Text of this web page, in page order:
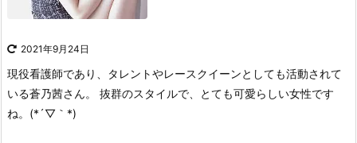
2021年9月24日
現役看護師であり、 タレントやレースクイーンとしても活動されて
いる蒼乃茜さん。
抜群のスタイルで、とても可愛らしい女性です
ね。(*´▽｀*)